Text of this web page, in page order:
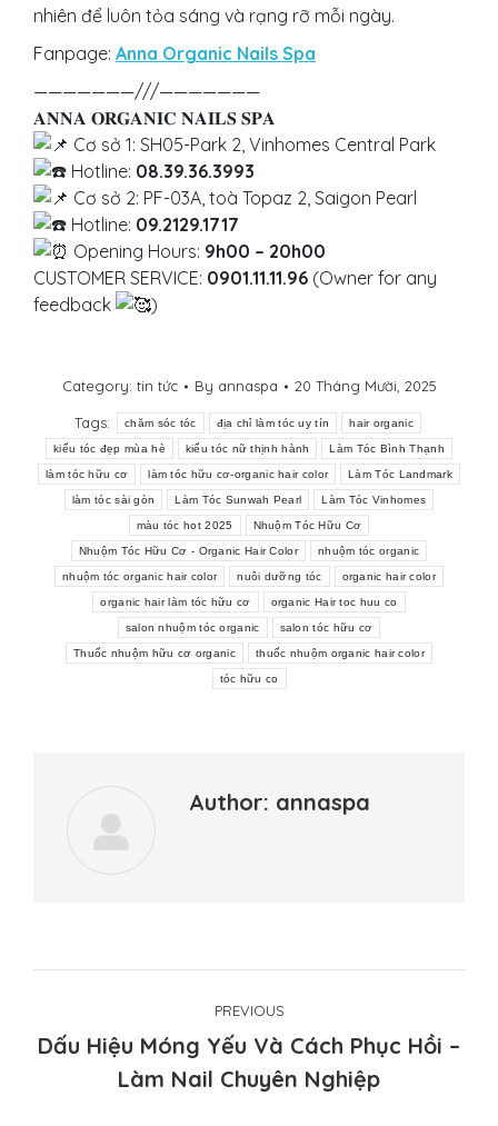
nhiên để luôn tỏa sáng và rạng rỡ mỗi ngày.
Fanpage: Anna Organic Nails Spa
———————///———————
𝐀𝐍𝐍𝐀 𝐎𝐑𝐆𝐀𝐍𝐈𝐂 𝐍𝐀𝐈𝐋𝐒 𝐒𝐏𝐀
Cơ sở 1: SH05-Park 2, Vinhomes Central Park
Hotline: 08.39.36.3993
Cơ sở 2: PF-03A, toà Topaz 2, Saigon Pearl
Hotline: 09.2129.1717
Opening Hours: 9h00 – 20h00
CUSTOMER SERVICE: 0901.11.11.96 (Owner for any
feedback
)
Category: tin tức By annaspa 20 Tháng Mười, 2025
Tags: chăm sóc tóc địa chỉ làm tóc uy tín hair organic
kiểu tóc đẹp mùa hè kiểu tóc nữ thịnh hành Làm Tóc Bình Thạnh
làm tóc hữu cơ làm tóc hữu cơ-organic hair color Làm Tóc Landmark
làm tóc sài gòn Làm Tóc Sunwah Pearl Làm Tóc Vinhomes
màu tóc hot 2025 Nhuộm Tóc Hữu Cơ
Nhuộm Tóc Hữu Cơ - Organic Hair Color nhuộm tóc organic
nhuộm tóc organic hair color nuôi dưỡng tóc organic hair color
organic hair làm tóc hữu cơ organic Hair toc huu co
salon nhuộm tóc organic salon tóc hữu cơ
Thuốc nhuộm hữu cơ organic thuốc nhuộm organic hair color
tóc hữu co
Author: annaspa
PREVIOUS
Previous
post:
Dấu Hiệu Móng Yếu Và Cách Phục Hồi –
Làm Nail Chuyên Nghiệp